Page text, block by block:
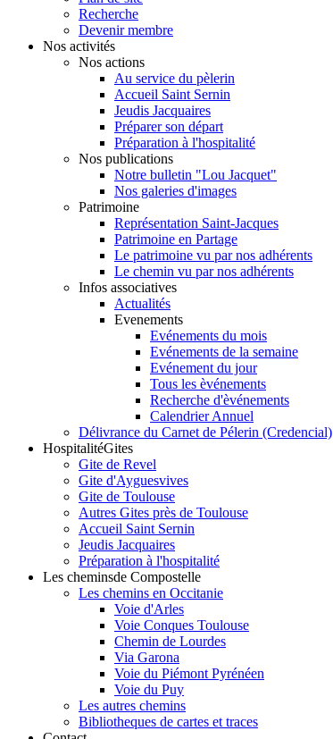
Recherche
Devenir membre
Nos activités
Nos actions
Au service du pèlerin
Accueil Saint Sernin
Jeudis Jacquaires
Préparer son départ
Préparation à l'hospitalité
Nos publications
Notre bulletin "Lou Jacquet"
Nos galeries d'images
Patrimoine
Représentation Saint-Jacques
Patrimoine en Partage
Le patrimoine vu par nos adhérents
Le chemin vu par nos adhérents
Infos associatives
Actualités
Evenements
Evénements du mois
Evénements de la semaine
Evénement du jour
Tous les èvénements
Recherche d'èvénements
Calendrier Annuel
Délivrance du Carnet de Pélerin (Credencial)
HospitalitéGites
Gite de Revel
Gite d'Ayguesvives
Gite de Toulouse
Autres Gites près de Toulouse
Accueil Saint Sernin
Jeudis Jacquaires
Préparation à l'hospitalité
Les cheminsde Compostelle
Les chemins en Occitanie
Voie d'Arles
Voie Conques Toulouse
Chemin de Lourdes
Via Garona
Voie du Piémont Pyrénéen
Voie du Puy
Les autres chemins
Bibliotheques de cartes et traces